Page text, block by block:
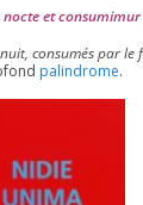
et consu­mi­mur
consu­més par le
palin­drome.